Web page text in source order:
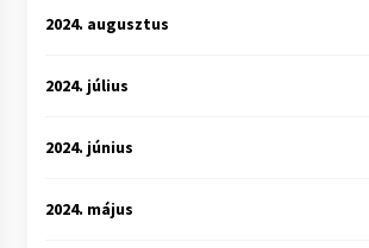
2024. augusztus
2024. július
2024. június
2024. május